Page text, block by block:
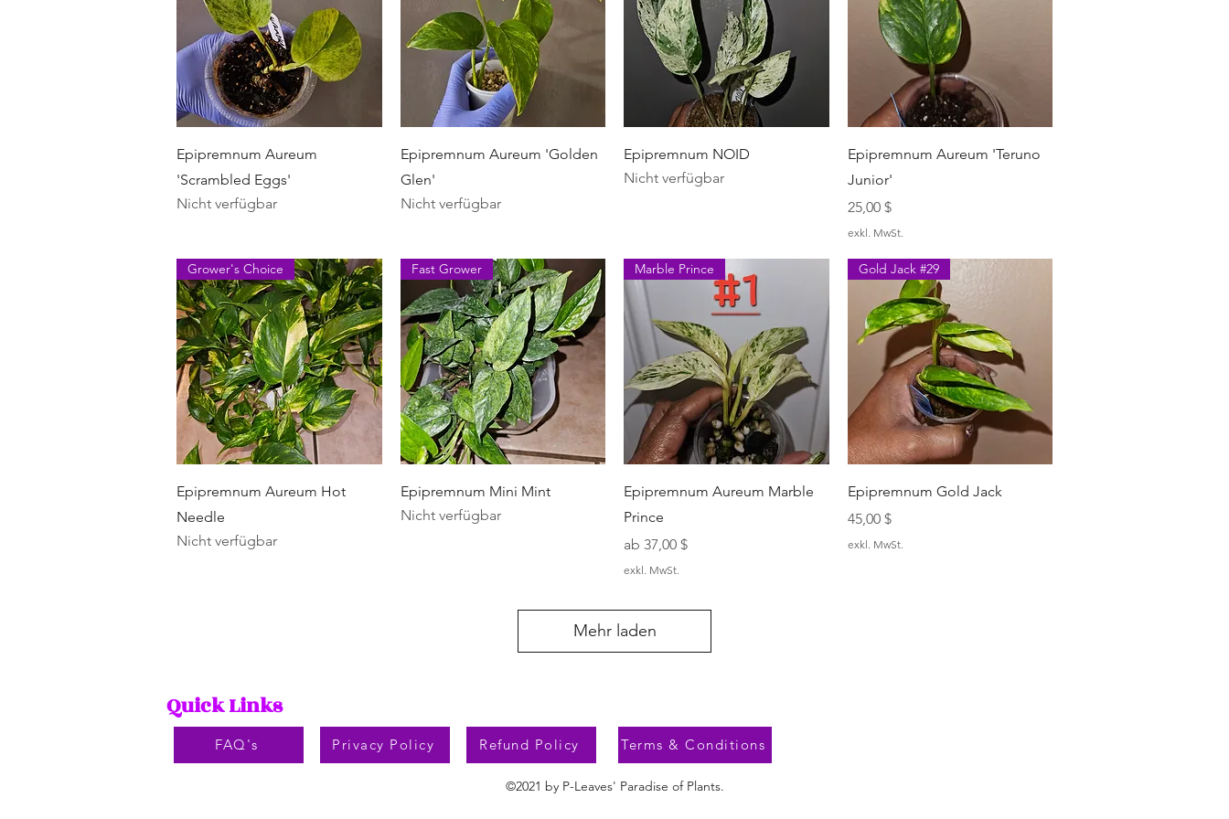
Schnellansicht
Epipremnum Aureum
'Scrambled Eggs'
Nicht verfügbar
Schnellansicht
Epipremnum Aureum 'Golden
Glen'
Nicht verfügbar
Schnellansicht
Epipremnum NOID
Nicht verfügbar
Schnellansicht
Epipremnum Aureum 'Teruno
Junior'
Preis
25,00 $
exkl. MwSt.
Schnellansicht
Grower's Choice
Epipremnum Aureum Hot
Needle
Nicht verfügbar
Schnellansicht
Fast Grower
Epipremnum Mini Mint
Nicht verfügbar
Schnellansicht
Marble Prince
Epipremnum Aureum Marble
Prince
ab 37,00 $
Sale-Preis
exkl. MwSt.
Schnellansicht
Gold Jack #29
Epipremnum Gold Jack
Preis
45,00 $
exkl. MwSt.
Mehr laden
Quick Links
FAQ's Privacy Policy Refund Policy Terms & Conditions
©2021 by P-Leaves' Paradise of Plants.